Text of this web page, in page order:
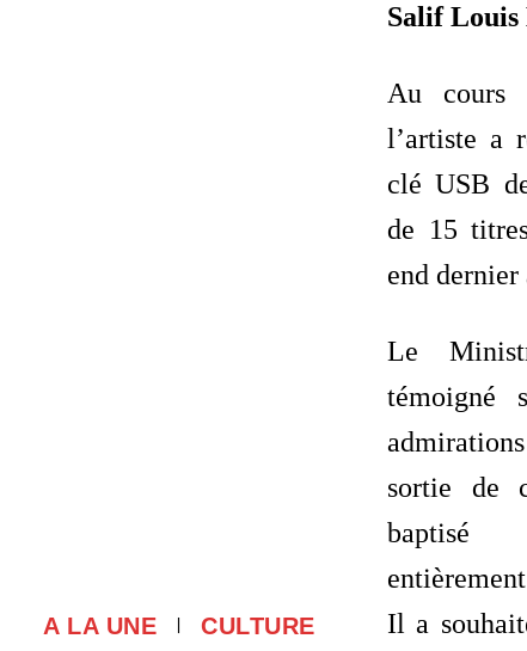
A LA UNE CULTURE
Salif
Au cours
l’artiste a
clé USB
de 15
end dernier
Le
témoigné
sortie de
baptisé
Il a